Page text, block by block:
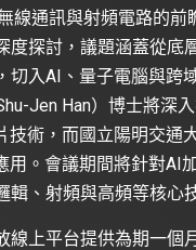
線通訊與射頻電路的
探討，議題涵蓋從底
入AI、量子電腦與跨
Jen Han）博士將深
術，而國立陽明交通
。會議期間將針對AI
、射頻與高頻等核心
上平台提供為期一個